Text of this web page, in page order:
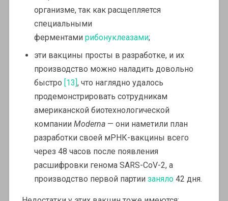
организме, так как расщепляется
специальными
ферментами рибонуклеазами;
эти вакцины просты в разработке, и их
производство можно наладить довольно
быстро [13], что наглядно удалось
продемонстрировать сотрудникам
американской биотехнологической
компании Moderna— они наметили план
разработки своей мРНК-вакцины всего
через 48 часов после появления
расшифровки генома SARS-CoV-2, а
производство первой партии заняло42 дня.